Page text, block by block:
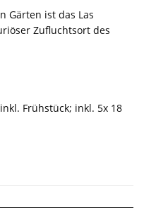
Gärten ist das Las
Zufluchtsort des
Frühstück; inkl. 5x 18